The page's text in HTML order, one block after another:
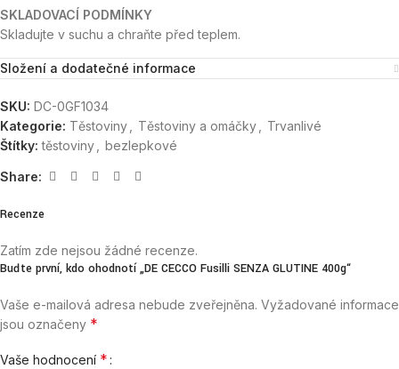
SKLADOVACÍ PODMÍNKY
Skladujte v suchu a chraňte před teplem.
Složení a dodatečné informace
SKU: DC-0GF1034
Kategorie: Těstoviny Těstoviny a omáčky
Trvanlivé
Štítky: těstoviny bezlepkové
Share:
Recenze
Zatím zde nejsou žádné recenze.
Buďte první, kdo ohodnotí „DE CECCO Fusilli SENZA GLUTINE 400g“
Vaše e-mailová adresa nebude zveřejněna. Vyžadované informace
jsou označeny *
Vaše hodnocení *